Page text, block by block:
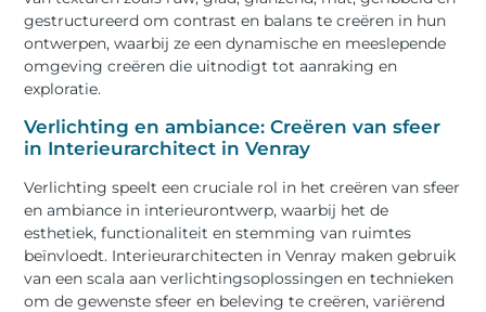
gestructureerd om contrast en balans te creëren in hun
ontwerpen, waarbij ze een dynamische en meeslepende
omgeving creëren die uitnodigt tot aanraking en
exploratie.
Verlichting en ambiance: Creëren van sfeer
in Interieurarchitect in Venray
Verlichting speelt een cruciale rol in het creëren van sfeer
en ambiance in interieurontwerp, waarbij het de
esthetiek, functionaliteit en stemming van ruimtes
beïnvloedt. Interieurarchitecten in Venray maken gebruik
van een scala aan verlichtingsoplossingen en technieken
om de gewenste sfeer en beleving te creëren, variërend